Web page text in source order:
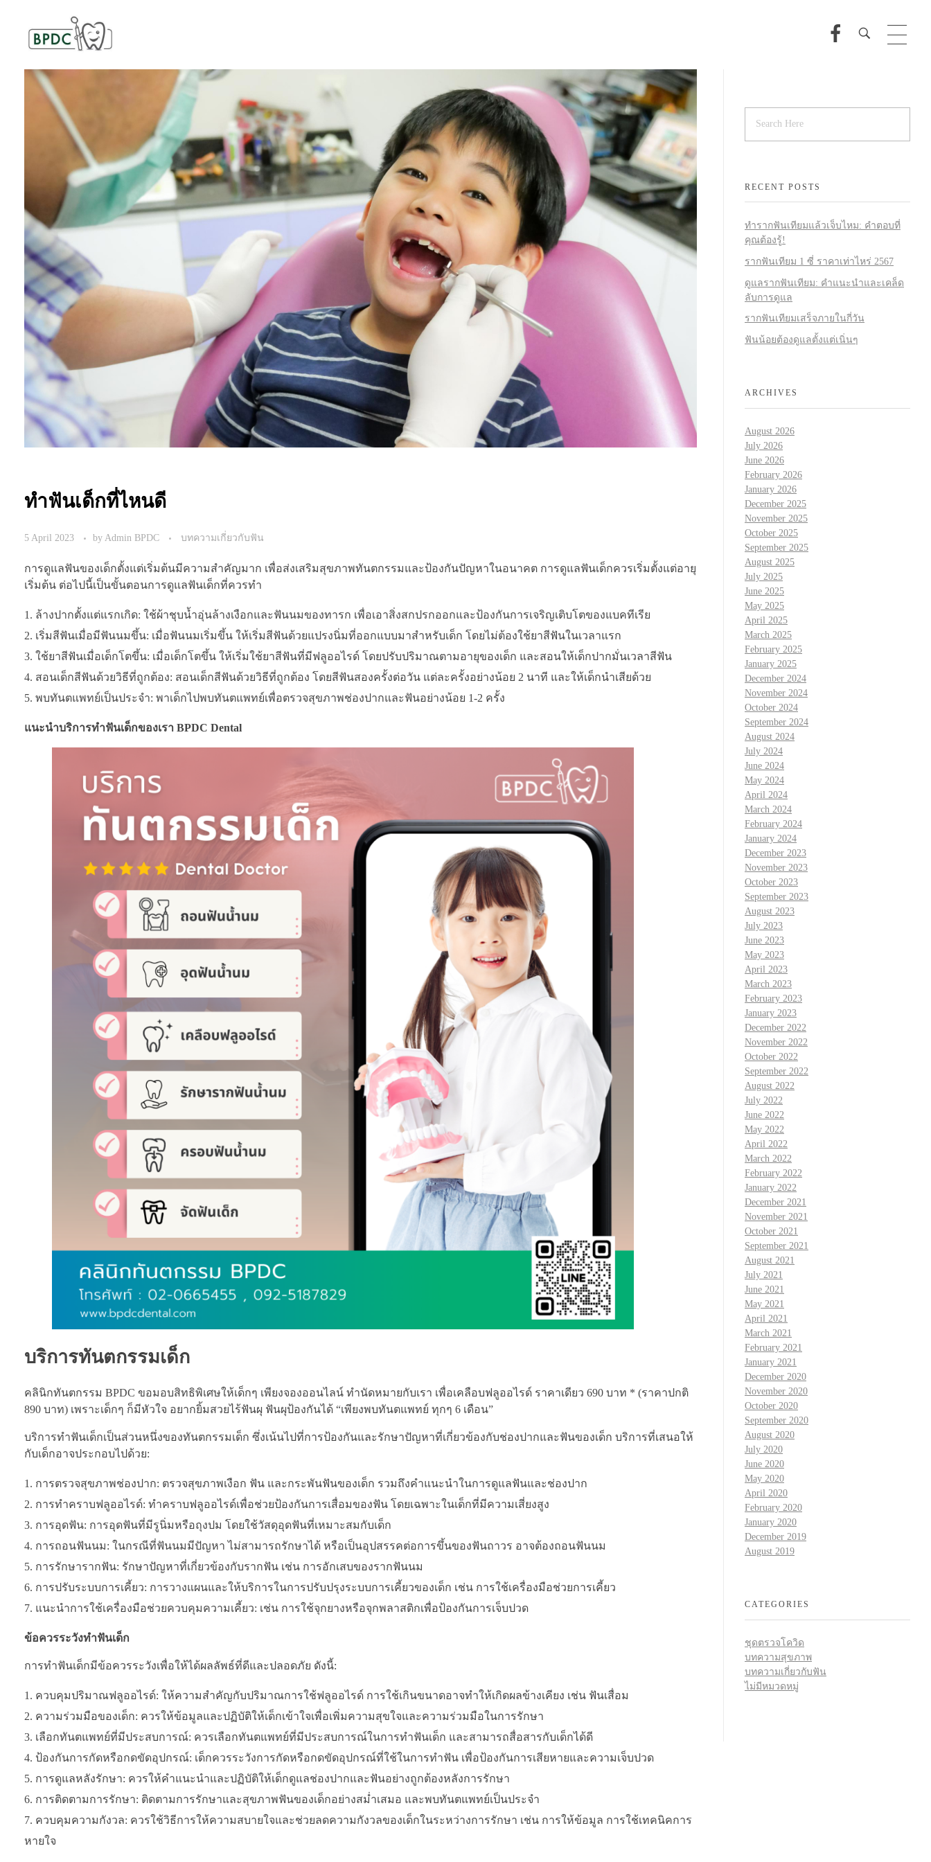
BPDC
แค่เว็บเวิร์ดเพรสเว็บหนึ่ง
ทำฟันเด็กที่ไหนดี
5 April 2023 by Admin BPDC บทความเกี่ยวกับฟัน
การดูแลฟันของเด็กตั้งแต่เริ่มต้นมีความสำคัญมาก เพื่อส่งเสริมสุขภาพทันตกรรมและป้องกันปัญหาในอนาคต การดูแลฟันเด็กควรเริ่มตั้งแต่อายุ
เริ่มต้น ต่อไปนี้เป็นขั้นตอนการดูแลฟันเด็กที่ควรทำ
ล้างปากตั้งแต่แรกเกิด: ใช้ผ้าชุบน้ำอุ่นล้างเงือกและฟันนมของทารก เพื่อเอาสิ่งสกปรกออกและป้องกันการเจริญเติบโตของแบคทีเรีย
เริ่มสีฟันเมื่อมีฟันนมขึ้น: เมื่อฟันนมเริ่มขึ้น ให้เริ่มสีฟันด้วยแปรงนิ่มที่ออกแบบมาสำหรับเด็ก โดยไม่ต้องใช้ยาสีฟันในเวลาแรก
ใช้ยาสีฟันเมื่อเด็กโตขึ้น: เมื่อเด็กโตขึ้น ให้เริ่มใช้ยาสีฟันที่มีฟลูออไรด์ โดยปรับปริมาณตามอายุของเด็ก และสอนให้เด็กปากมั่นเวลาสีฟัน
สอนเด็กสีฟันด้วยวิธีที่ถูกต้อง: สอนเด็กสีฟันด้วยวิธีที่ถูกต้อง โดยสีฟันสองครั้งต่อวัน แต่ละครั้งอย่างน้อย 2 นาที และให้เด็กนำเสียด้วย
พบทันตแพทย์เป็นประจำ: พาเด็กไปพบทันตแพทย์เพื่อตรวจสุขภาพช่องปากและฟันอย่างน้อย 1-2 ครั้ง
แนะนำบริการทำฟันเด็กของเรา BPDC Dental
บริการทันตกรรมเด็ก
คลินิกทันตกรรม BPDC ขอมอบสิทธิพิเศษให้เด็กๆ เพียงจองออนไลน์ ทำนัดหมายกับเรา เพื่อเคลือบฟลูออไรด์ ราคาเดียว 690 บาท * (ราคาปกติ
890 บาท) เพราะเด็กๆ ก็มีหัวใจ อยากยิ้มสวยไร้ฟันผุ ฟันผุป้องกันได้ “เพียงพบทันตแพทย์ ทุกๆ 6 เดือน”
บริการทำฟันเด็กเป็นส่วนหนึ่งของทันตกรรมเด็ก ซึ่งเน้นไปที่การป้องกันและรักษาปัญหาที่เกี่ยวข้องกับช่องปากและฟันของเด็ก บริการที่เสนอให้
กับเด็กอาจประกอบไปด้วย:
การตรวจสุขภาพช่องปาก: ตรวจสุขภาพเงือก ฟัน และกระพันฟันของเด็ก รวมถึงคำแนะนำในการดูแลฟันและช่องปาก
การทำคราบฟลูออไรด์: ทำคราบฟลูออไรด์เพื่อช่วยป้องกันการเสื่อมของฟัน โดยเฉพาะในเด็กที่มีความเสี่ยงสูง
การอุดฟัน: การอุดฟันที่มีรูนิ่มหรือถุงปม โดยใช้วัสดุอุดฟันที่เหมาะสมกับเด็ก
การถอนฟันนม: ในกรณีที่ฟันนมมีปัญหา ไม่สามารถรักษาได้ หรือเป็นอุปสรรคต่อการขึ้นของฟันถาวร อาจต้องถอนฟันนม
การรักษารากฟัน: รักษาปัญหาที่เกี่ยวข้องกับรากฟัน เช่น การอักเสบของรากฟันนม
การปรับระบบการเคี้ยว: การวางแผนและให้บริการในการปรับปรุงระบบการเคี้ยวของเด็ก เช่น การใช้เครื่องมือช่วยการเคี้ยว
แนะนำการใช้เครื่องมือช่วยควบคุมความเคี้ยว: เช่น การใช้จุกยางหรือจุกพลาสติกเพื่อป้องกันการเจ็บปวด
ข้อควรระวังทำฟันเด็ก
การทำฟันเด็กมีข้อควรระวังเพื่อให้ได้ผลลัพธ์ที่ดีและปลอดภัย ดังนี้:
ควบคุมปริมาณฟลูออไรด์: ให้ความสำคัญกับปริมาณการใช้ฟลูออไรด์ การใช้เกินขนาดอาจทำให้เกิดผลข้างเคียง เช่น ฟันเสื่อม
ความร่วมมือของเด็ก: ควรให้ข้อมูลและปฏิบัติให้เด็กเข้าใจเพื่อเพิ่มความสุขใจและความร่วมมือในการรักษา
เลือกทันตแพทย์ที่มีประสบการณ์: ควรเลือกทันตแพทย์ที่มีประสบการณ์ในการทำฟันเด็ก และสามารถสื่อสารกับเด็กได้ดี
ป้องกันการกัดหรือกดขัดอุปกรณ์: เด็กควรระวังการกัดหรือกดขัดอุปกรณ์ที่ใช้ในการทำฟัน เพื่อป้องกันการเสียหายและความเจ็บปวด
การดูแลหลังรักษา: ควรให้คำแนะนำและปฏิบัติให้เด็กดูแลช่องปากและฟันอย่างถูกต้องหลังการรักษา
การติดตามการรักษา: ติดตามการรักษาและสุขภาพฟันของเด็กอย่างสม่ำเสมอ และพบทันตแพทย์เป็นประจำ
ควบคุมความกังวล: ควรใช้วิธีการให้ความสบายใจและช่วยลดความกังวลของเด็กในระหว่างการรักษา เช่น การให้ข้อมูล การใช้เทคนิคการ
หายใจ
RECENT POSTS
ทำรากฟันเทียมแล้วเจ็บไหม: คำตอบที่
คุณต้องรู้!
รากฟันเทียม 1 ซี่ ราคาเท่าไหร่ 2567
ดูแลรากฟันเทียม: คำแนะนำและเคล็ด
ลับการดูแล
รากฟันเทียมเสร็จภายในกี่วัน
ฟันน้อยต้องดูแลตั้งแต่เนิ่นๆ
ARCHIVES
August 2026
July 2026
June 2026
February 2026
January 2026
December 2025
November 2025
October 2025
September 2025
August 2025
July 2025
June 2025
May 2025
April 2025
March 2025
February 2025
January 2025
December 2024
November 2024
October 2024
September 2024
August 2024
July 2024
June 2024
May 2024
April 2024
March 2024
February 2024
January 2024
December 2023
November 2023
October 2023
September 2023
August 2023
July 2023
June 2023
May 2023
April 2023
March 2023
February 2023
January 2023
December 2022
November 2022
October 2022
September 2022
August 2022
July 2022
June 2022
May 2022
April 2022
March 2022
February 2022
January 2022
December 2021
November 2021
October 2021
September 2021
August 2021
July 2021
June 2021
May 2021
April 2021
March 2021
February 2021
January 2021
December 2020
November 2020
October 2020
September 2020
August 2020
July 2020
June 2020
May 2020
April 2020
February 2020
January 2020
December 2019
August 2019
CATEGORIES
ชุดตรวจโควิด
บทความสุขภาพ
บทความเกี่ยวกับฟัน
ไม่มีหมวดหมู่